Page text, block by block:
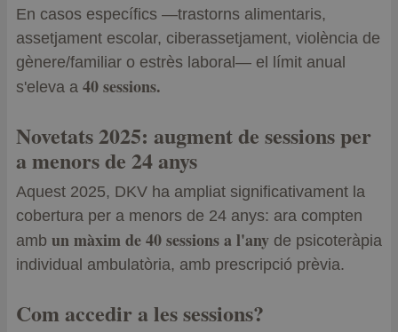
En casos específics —trastorns alimentaris,
assetjament escolar, ciberassetjament, violència de
gènere/familiar o estrès laboral— el límit anual
s'eleva a 40 sessions.
Novetats 2025: augment de sessions per
a menors de 24 anys
Aquest 2025, DKV ha ampliat significativament la
cobertura per a menors de 24 anys: ara compten
amb un màxim de 40 sessions a l'any de psicoteràpia
individual ambulatòria, amb prescripció prèvia.
Com accedir a les sessions?